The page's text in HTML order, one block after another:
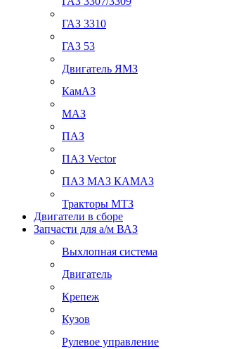
ГАЗ 3310
ГАЗ 53
Двигатель ЯМЗ
КамАЗ
МАЗ
ПАЗ
ПАЗ Vector
ПАЗ МАЗ КАМАЗ
Тракторы МТЗ
Двигатели в сборе
Запчасти для а/м ВАЗ
Выхлопная система
Двигатель
Крепеж
Кузов
Рулевое управление